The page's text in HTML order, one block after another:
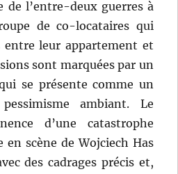
de l’entre-deux guerres à
de co-locataires qui
entre leur appartement et
sont marquées par un
se présente comme un
ambiant. Le
d’une catastrophe
scène de Wojciech Has
des cadrages précis et,